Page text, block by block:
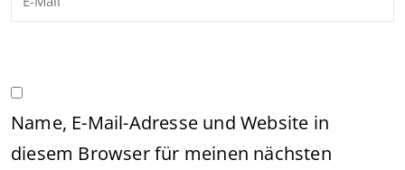
Name, E-Mail-Adresse und Website in
diesem Browser für meinen nächsten